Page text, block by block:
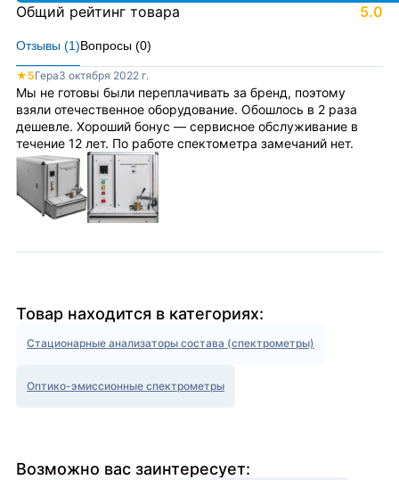
Отзывы (1)Вопросы (0)
★ 5Гера3 октября 2022 г.
Мы не готовы были переплачивать за бренд, поэтому
взяли отечественное оборудование. Обошлось в 2 раза
дешевле. Хороший бонус — сервисное обслуживание в
течение 12 лет. По работе спектометра замечаний нет.
Общий рейтинг товара 5.0
Товар находится в категориях:
Стационарные анализаторы состава (спектрометры)
Оптико-эмиссионные спектрометры
Возможно вас заинтересует: